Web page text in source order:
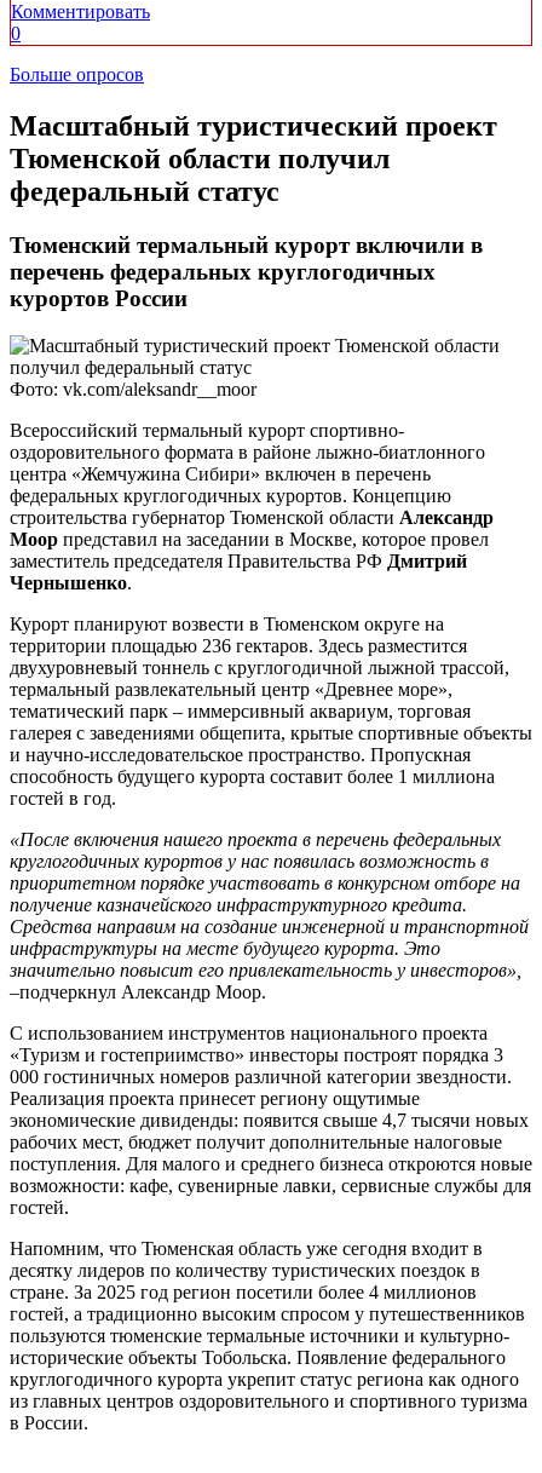
Комментировать
0
Больше опросов
​Масштабный туристический проект
Тюменской области получил
федеральный статус
Тюменский термальный курорт включили в
перечень федеральных круглогодичных
курортов России
Фото: vk.com/aleksandr__moor
Всероссийский термальный курорт спортивно-
оздоровительного формата в районе лыжно-биатлонного
центра «Жемчужина Сибири» включен в перечень
федеральных круглогодичных курортов. Концепцию
строительства губернатор Тюменской области Александр
Моор представил на заседании в Москве, которое провел
заместитель председателя Правительства РФ Дмитрий
Чернышенко.
Курорт планируют возвести в Тюменском округе на
территории площадью 236 гектаров. Здесь разместится
двухуровневый тоннель с круглогодичной лыжной трассой,
термальный развлекательный центр «Древнее море»,
тематический парк – иммерсивный аквариум, торговая
галерея с заведениями общепита, крытые спортивные объекты
и научно-исследовательское пространство. Пропускная
способность будущего курорта составит более 1 миллиона
гостей в год.
«После включения нашего проекта в перечень федеральных
круглогодичных курортов у нас появилась возможность в
приоритетном порядке участвовать в конкурсном отборе на
получение казначейского инфраструктурного кредита.
Средства направим на создание инженерной и транспортной
инфраструктуры на месте будущего курорта. Это
значительно повысит его привлекательность у инвесторов»,
–подчеркнул Александр Моор.
С использованием инструментов национального проекта
«Туризм и гостеприимство» инвесторы построят порядка 3
000 гостиничных номеров различной категории звездности.
Реализация проекта принесет региону ощутимые
экономические дивиденды: появится свыше 4,7 тысячи новых
рабочих мест, бюджет получит дополнительные налоговые
поступления. Для малого и среднего бизнеса откроются новые
возможности: кафе, сувенирные лавки, сервисные службы для
гостей.
Напомним, что Тюменская область уже сегодня входит в
десятку лидеров по количеству туристических поездок в
стране. За 2025 год регион посетили более 4 миллионов
гостей, а традиционно высоким спросом у путешественников
пользуются тюменские термальные источники и культурно-
исторические объекты Тобольска. Появление федерального
круглогодичного курорта укрепит статус региона как одного
из главных центров оздоровительного и спортивного туризма
в России.